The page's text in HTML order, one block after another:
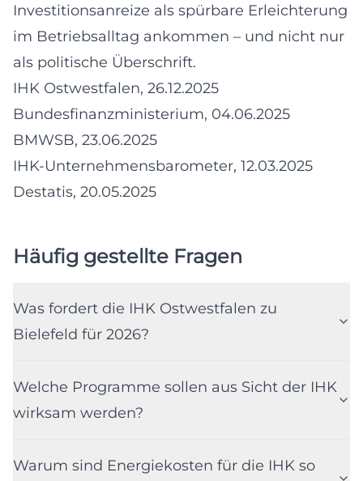
Investitionsanreize als spürbare Erleichterung
im Betriebsalltag ankommen – und nicht nur
als politische Überschrift.
IHK Ostwestfalen, 26.12.2025
Bundesfinanzministerium, 04.06.2025
BMWSB, 23.06.2025
IHK-Unternehmensbarometer, 12.03.2025
Destatis, 20.05.2025
Häufig gestellte Fragen
Was fordert die IHK Ostwestfalen zu
Bielefeld für 2026?
Welche Programme sollen aus Sicht der IHK
wirksam werden?
Warum sind Energiekosten für die IHK so